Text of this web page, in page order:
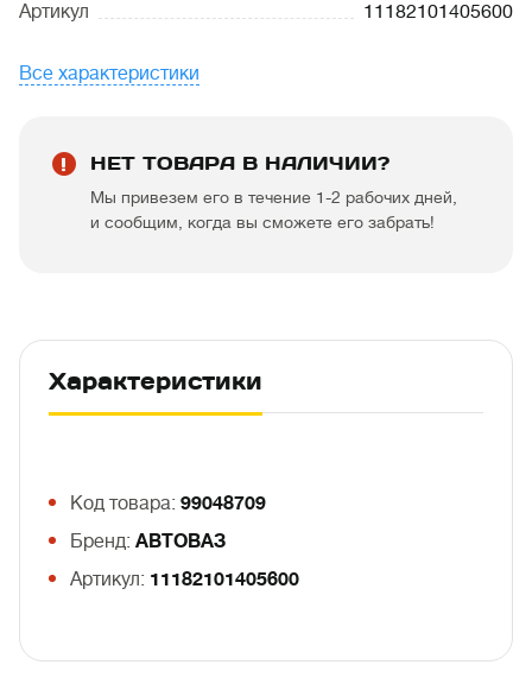
Артикул 11182101405600
Все характеристики
НЕТ ТОВАРА В НАЛИЧИИ?
Мы привезем его в течение 1-2 рабочих дней,
и сообщим, когда вы сможете его забрать!
Характеристики
Код товара: 99048709
Бренд: АВТОВАЗ
Артикул: 11182101405600